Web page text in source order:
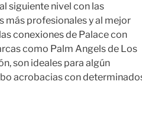
siguiente nivel con las
más profesionales y al mejor
conexiones de Palace con
como Palm Angels de Los
son ideales para algún
acrobacias con